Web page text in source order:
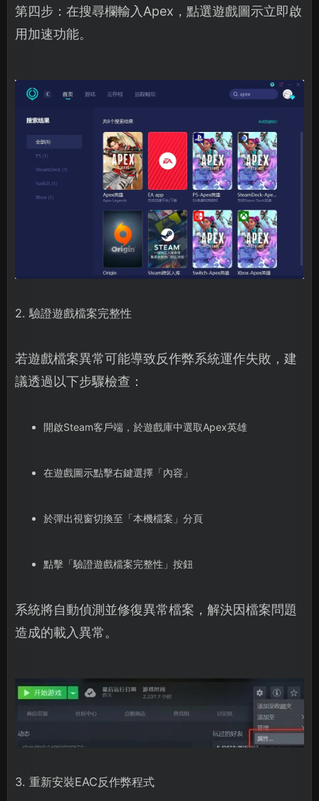
第四步：在搜尋欄輸入Apex，點選遊戲圖示立即啟
用加速功能。
2. 驗證遊戲檔案完整性
若遊戲檔案異常可能導致反作弊系統運作失敗，建
議透過以下步驟檢查：
開啟Steam客戶端，於遊戲庫中選取Apex英雄
在遊戲圖示點擊右鍵選擇「內容」
於彈出視窗切換至「本機檔案」分頁
點擊「驗證遊戲檔案完整性」按鈕
系統將自動偵測並修復異常檔案，解決因檔案問題
造成的載入異常。
3. 重新安裝EAC反作弊程式